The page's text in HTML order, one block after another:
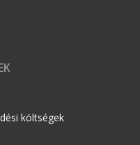
költségek